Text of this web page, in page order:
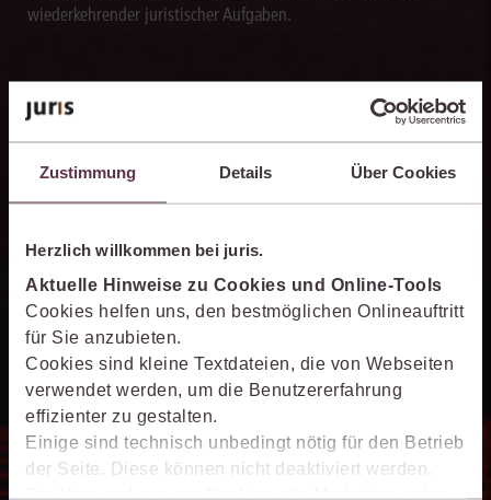
Zustimmung Details Über Cookies
Herzlich willkommen bei juris.
Aktuelle Hinweise zu Cookies und Online-Tools
Cookies helfen uns, den bestmöglichen Onlineauftritt
für Sie anzubieten.
Cookies sind kleine Textdateien, die von Webseiten
verwendet werden, um die Benutzererfahrung
effizienter zu gestalten.
Einige sind technisch unbedingt nötig für den Betrieb
der Seite. Diese können nicht deaktiviert werden.
Der Verwendung von Cookies, die Marketing- oder
wiederkehrender juristischer Aufgaben.
Texte blitzschnell erstellen
Die juris KI-Suite erstellt in Sekunden Textentwürfe für
verarbeiten Sie Rechercheergebnisse um ein Vielfaches schneller
15 Minuten Live-Demo zur juris KI-
Suite
Erfahren Sie, wie die juris KI-Suite Ihre Arbeit